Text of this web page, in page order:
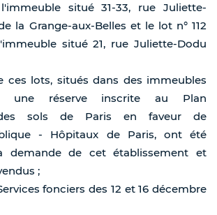
situé 31-33, rue Juliette-
la Grange-aux-Belles et le lot n° 112
situé 21, rue Juliette-Dodu
ces lots, situés dans des immeubles
une réserve inscrite au Plan
sols de Paris en faveur de
- Hôpitaux de Paris, ont été
demande de cet établissement et
;
fonciers des 12 et 16 décembre